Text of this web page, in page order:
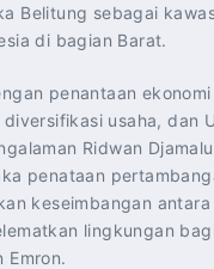
Belitung sebagai
di bagian Barat.
penantaan
usaha, dan
Ridwan
penataan
keseimbangan
lingkungan
Emron.